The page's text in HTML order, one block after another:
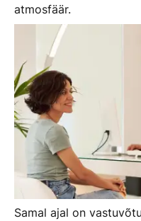
atmosfäär.
Samal ajal on